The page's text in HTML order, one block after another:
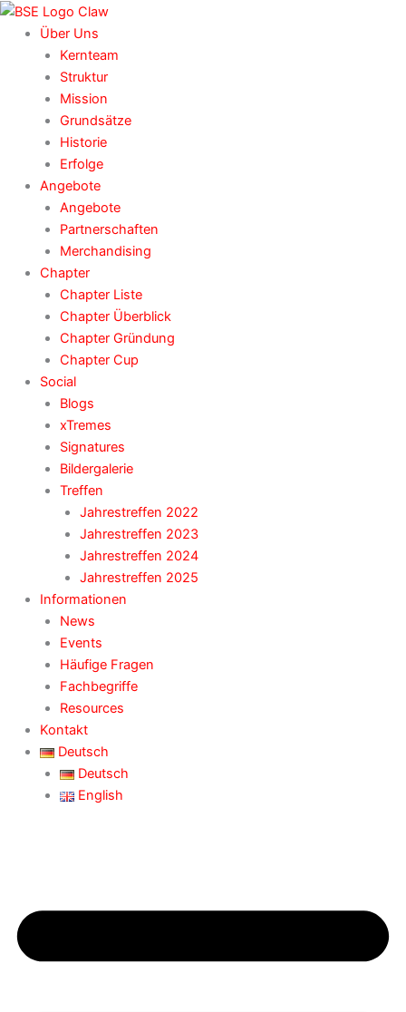
Zum
Inhalt
springen
Über Uns
Kernteam
Struktur
Mission
Grundsätze
Historie
Erfolge
Angebote
Angebote
Partnerschaften
Merchandising
Chapter
Chapter Liste
Chapter Überblick
Chapter Gründung
Chapter Cup
Social
Blogs
xTremes
Signatures
Bildergalerie
Treffen
Jahrestreffen 2022
Jahrestreffen 2023
Jahrestreffen 2024
Jahrestreffen 2025
Informationen
News
Events
Häufige Fragen
Fachbegriffe
Resources
Kontakt
Deutsch
Deutsch
English